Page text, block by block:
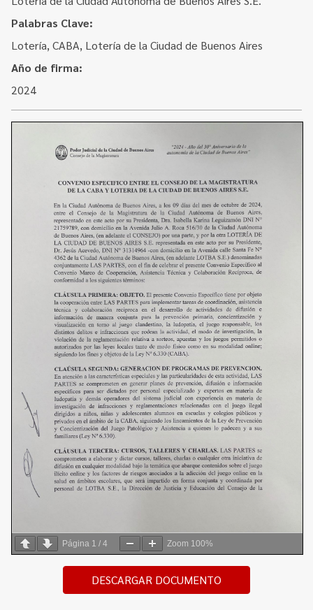
Convenios
Concursos
Acceso a la información Pública
Tenés Derechos
Recursos y Acceso a la Justicia
Repositorio de Datos Abiertos
Programa Educación en Derechos Humanos
Transparencia
Contacto
Palabras Clave:
Lotería, CABA, Lotería de la Ciudad de Buenos Aires
Año de firma:
2024
Página 1 / 4 Zoom 100%
DESCARGAR DOCUMENTO